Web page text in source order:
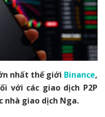
nhất thế giới Binance,
với các giao dịch P2P
nhà giao dịch Nga.